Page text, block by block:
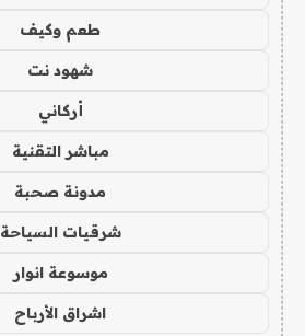
طعم وكيف
شهود نت
أركاني
مباشر التقنية
مدونة صحبة
شرقيات السياحة
موسوعة انوار
اشراق الأرباح